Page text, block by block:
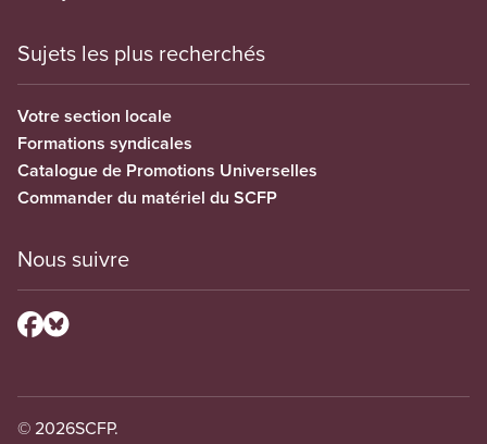
Sujets les plus recherchés
Votre section locale
Formations syndicales
Catalogue de Promotions Universelles
Commander du matériel du SCFP
Nous suivre
© 2026SCFP.